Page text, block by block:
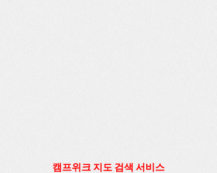
캠프위크 지도 검색 서비스